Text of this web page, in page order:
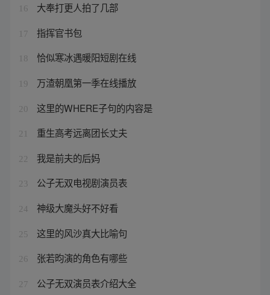
16 大奉打更人拍了几部
17 指挥官书包
18 恰似寒冰遇暖阳短剧在线
19 万渣朝凰第一季在线播放
20 这里的WHERE子句的内容是
21 重生高考远离团长丈夫
22 我是前夫的后妈
23 公子无双电视剧演员表
24 神级大魔头好不好看
25 这里的风沙真大比喻句
26 张若昀演的角色有哪些
27 公子无双演员表介绍大全